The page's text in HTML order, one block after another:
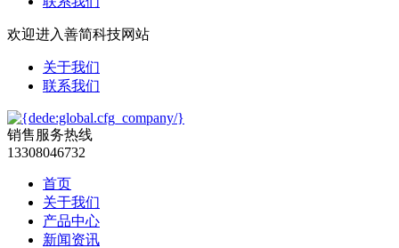
欢迎进入善简科技网站
关于我们
联系我们
销售服务热线
13308046732
首页
关于我们
产品中心
新闻资讯